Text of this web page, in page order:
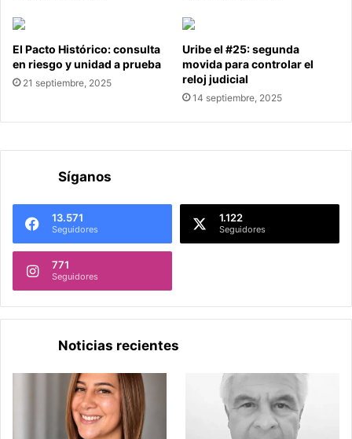
El Pacto Histórico: consulta
en riesgo y unidad a prueba
21 septiembre, 2025
Uribe el #25: segunda
movida para controlar el
reloj judicial
14 septiembre, 2025
Síganos
13.571
Seguidores
1.122
Seguidores
771
Seguidores
Noticias recientes